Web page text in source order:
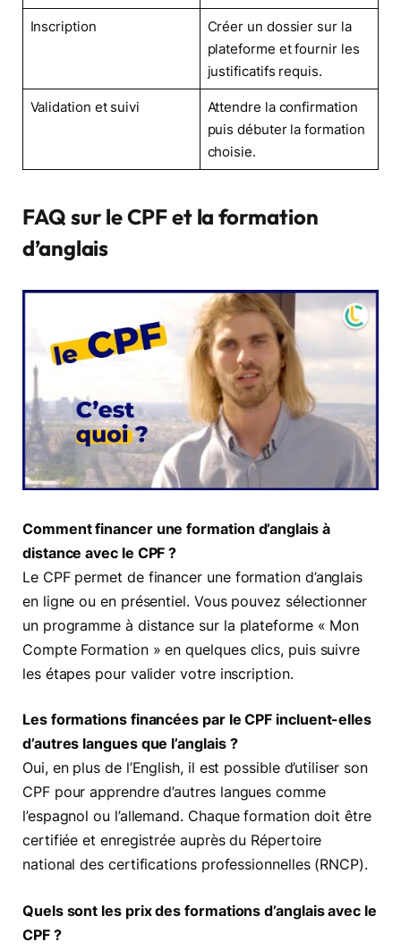
Inscription
Créer un dossier sur la
plateforme et fournir les
justificatifs requis.
Validation et suivi
Attendre la confirmation
puis débuter la formation
choisie.
FAQ sur le CPF et la formation
d’anglais
Comment financer une formation d’anglais à
distance avec le CPF ?
Le CPF permet de financer une formation d’anglais
en ligne ou en présentiel. Vous pouvez sélectionner
un programme à distance sur la plateforme « Mon
Compte Formation » en quelques clics, puis suivre
les étapes pour valider votre inscription.
Les formations financées par le CPF incluent-elles
d’autres langues que l’anglais ?
Oui, en plus de l’English, il est possible d’utiliser son
CPF pour apprendre d’autres langues comme
l’espagnol ou l’allemand. Chaque formation doit être
certifiée et enregistrée auprès du Répertoire
national des certifications professionnelles (RNCP).
Quels sont les prix des formations d’anglais avec le
CPF ?